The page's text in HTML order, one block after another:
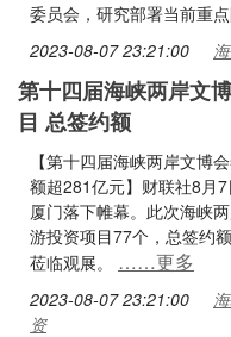
委员会，研究部署当前重
2023-08-07 23:21:00
第十四届海峡两岸文
目 总签约额
【第十四届海峡两岸文博
额超281亿元】财联社8月
厦门落下帷幕。此次海峡
游投资项目77个，总签约
莅临观展。 ……更多
2023-08-07 23:21:00
资